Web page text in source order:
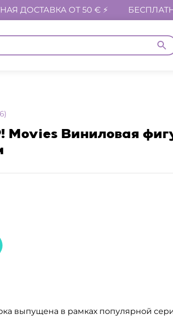
ДОСТАВКА ОТ 50 € ⚡
Movies Виниловая
выпущена в рамках популярной